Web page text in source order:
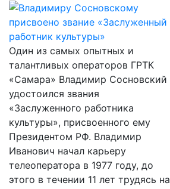
Один из самых опытных и
талантливых операторов ГРТК
«Самара» Владимир Сосновский
удостоился звания
«Заслуженного работника
культуры», присвоенного ему
Президентом РФ. Владимир
Иванович начал карьеру
телеоператора в 1977 году, до
этого в течении 11 лет трудясь на